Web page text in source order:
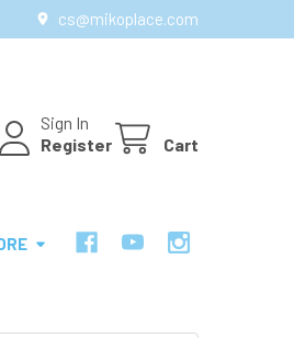
cs@mikoplace.com
Sign In
Register
Cart